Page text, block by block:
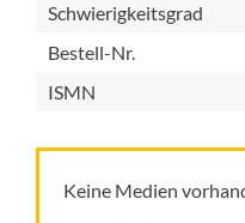
Schwierigkeitsgrad
Bestell-Nr.
ISMN
Keine Medien